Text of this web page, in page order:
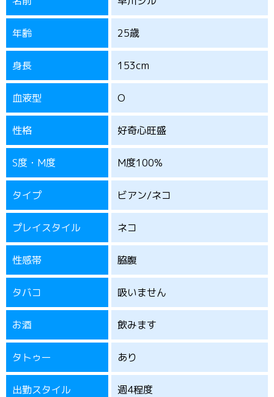
年齢 25歳
身長 153cm
血液型 O
性格 好奇心旺盛
S度・M度 M度100%
タイプ ビアン/ネコ
プレイスタイル ネコ
性感帯 脇腹
タバコ 吸いません
お酒 飲みます
タトゥー あり
出勤スタイル 週4程度